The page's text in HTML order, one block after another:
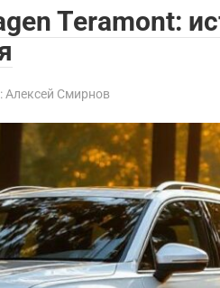
Teramont:
Алексей Смирнов